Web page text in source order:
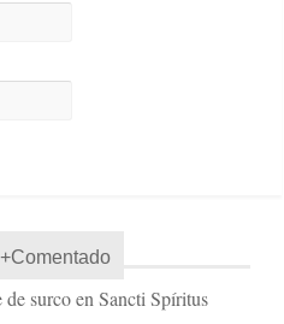
+Comentado
de surco en Sancti Spíritus